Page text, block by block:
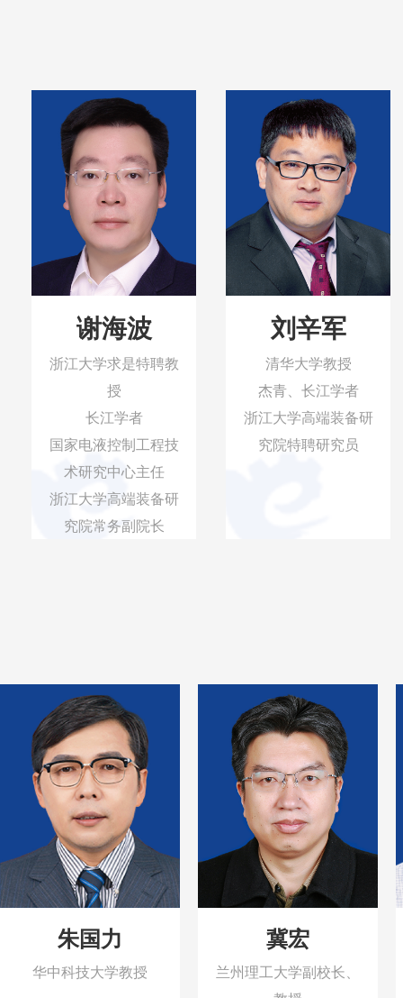
谢海波
浙江大学求是特聘教
授
长江学者
国家电液控制工程技
术研究中心主任
浙江大学高端装备研
究院常务副院长
刘辛军
清华大学教授
杰青、长江学者
浙江大学高端装备研
究院特聘研究员
朱国力
华中科技大学教授
冀宏
兰州理工大学副校长、